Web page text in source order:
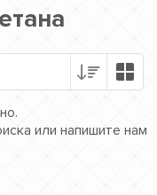
или напишите нам